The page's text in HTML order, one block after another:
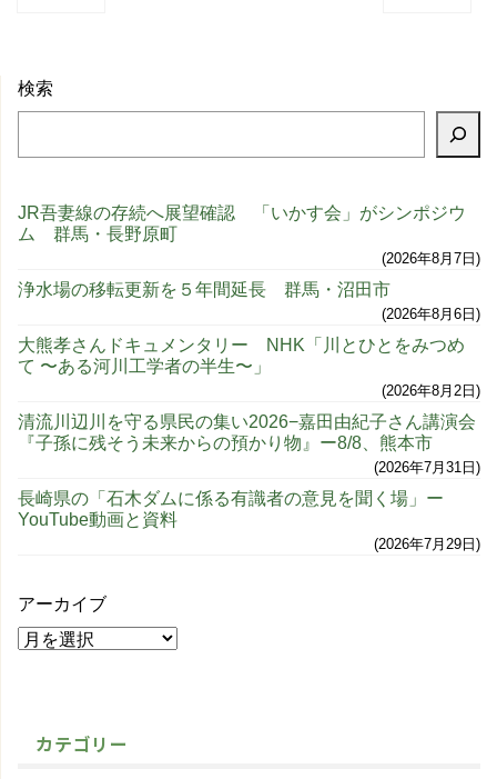
検索
JR吾妻線の存続へ展望確認 「いかす会」がシンポジウ
ム 群馬・長野原町
2026年8月7日
浄水場の移転更新を５年間延長 群馬・沼田市
2026年8月6日
大熊孝さんドキュメンタリー NHK「川とひとをみつめ
て 〜ある河川工学者の半生〜」
2026年8月2日
清流川辺川を守る県民の集い2026−嘉田由紀子さん講演会
『子孫に残そう未来からの預かり物』ー8/8、熊本市
2026年7月31日
長崎県の「石木ダムに係る有識者の意見を聞く場」ー
YouTube動画と資料
2026年7月29日
アーカイブ
カテゴリー